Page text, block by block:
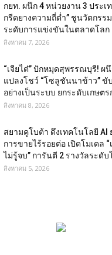
กยท. ผนึก 4 หน่วยงาน 3 ประเ
กรีดยางความถี่ต่ำ” ชูนวัตกรร
ระดับการแข่งขันในตลาดโลก
สิงหาคม 7, 2026
“เจียไต๋” ปักหมุดสุพรรณบุรี! ผนึ
แปลงโชว์ “โซลูชันนาข้าว” ขั
อย่างเป็นระบบ ยกระดับเกษตร
สิงหาคม 8, 2026
สยามคูโบต้า ดึงเทคโนโลยี AI
การขายไร้รอยต่อ เปิดโมเดล
ไม่รู้จบ” การันตี 2 รางวัลระดับ
สิงหาคม 5, 2026